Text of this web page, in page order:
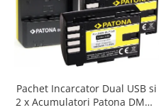
Pachet Incarcator Dual USB si
2 x Acumulatori Patona DMW-